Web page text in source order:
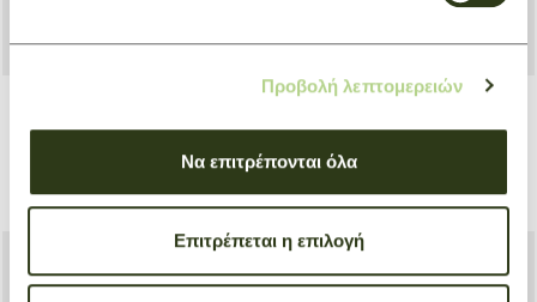
Προβολή λεπτομερειών
Να επιτρέπονται όλα
Επιτρέπεται η επιλογή
€ 130,00
Γκρι
€ 130,00